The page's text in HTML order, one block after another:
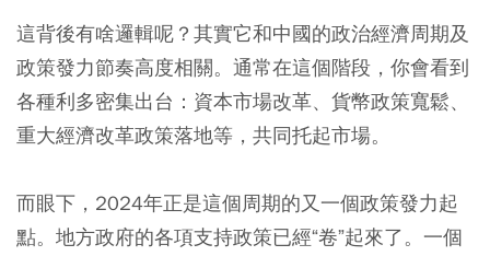
這背後有啥邏輯呢？其實它和中國的政治經濟周期及
政策發力節奏高度相關。通常在這個階段，你會看到
各種利多密集出台：資本市場改革、貨幣政策寬鬆、
重大經濟改革政策落地等，共同托起市場。
而眼下，2024年正是這個周期的又一個政策發力起
點。地方政府的各項支持政策已經“卷”起來了。一個